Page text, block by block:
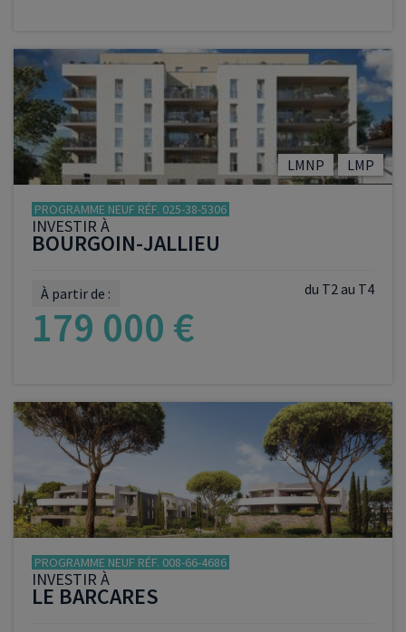
VOIR LE PROGRAMME
LMNP LMP
PROGRAMME NEUF RÉF. 025-38-5306
INVESTIR À
BOURGOIN-JALLIEU
du T2 au T4
À partir de :
179 000 €
VOIR LE PROGRAMME
PROGRAMME NEUF RÉF. 008-66-4686
INVESTIR À
LE BARCARES